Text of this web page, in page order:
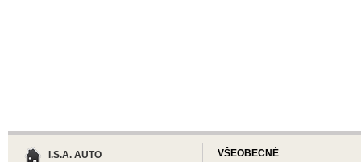
I.S.A. AUTO
VŠEOBECNÉ